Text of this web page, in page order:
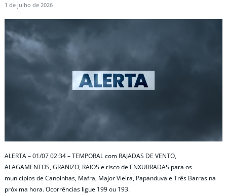
1 de julho de 2026
ALERTA – 01/07 02:34 – TEMPORAL com RAJADAS DE VENTO,
ALAGAMENTOS, GRANIZO, RAIOS e risco de ENXURRADAS para os
municípios de Canoinhas, Mafra, Major Vieira, Papanduva e Três Barras na
próxima hora. Ocorrências ligue 199 ou 193.